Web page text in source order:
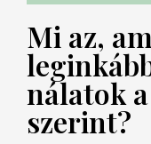
Mi az,
nálatok
szerint?